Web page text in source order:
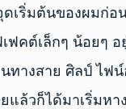
เริ่มต้นของผมก่อ
ฟคต์เล็กๆ น้อยๆ
นทางสาย ศิลป์ ไ
แล้วก็ได้มาเริ่มหา